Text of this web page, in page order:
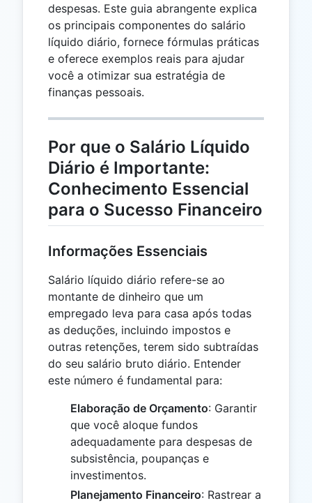
despesas. Este guia abrangente explica
os principais componentes do salário
líquido diário, fornece fórmulas práticas
e oferece exemplos reais para ajudar
você a otimizar sua estratégia de
finanças pessoais.
Por que o Salário Líquido
Diário é Importante:
Conhecimento Essencial
para o Sucesso Financeiro
Informações Essenciais
Salário líquido diário refere-se ao
montante de dinheiro que um
empregado leva para casa após todas
as deduções, incluindo impostos e
outras retenções, terem sido subtraídas
do seu salário bruto diário. Entender
este número é fundamental para:
Elaboração de Orçamento: Garantir
que você aloque fundos
adequadamente para despesas de
subsistência, poupanças e
investimentos.
Planejamento Financeiro: Rastrear a